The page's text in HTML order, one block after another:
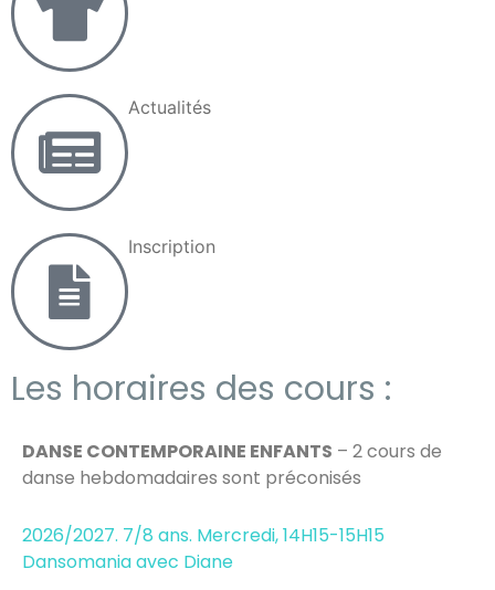
Actualités
Inscription
Les horaires des cours :
DANSE CONTEMPORAINE ENFANTS – 2 cours de
danse hebdomadaires sont préconisés
2026/2027. 7/8 ans. Mercredi, 14H15-15H15
Dansomaniaavec Diane